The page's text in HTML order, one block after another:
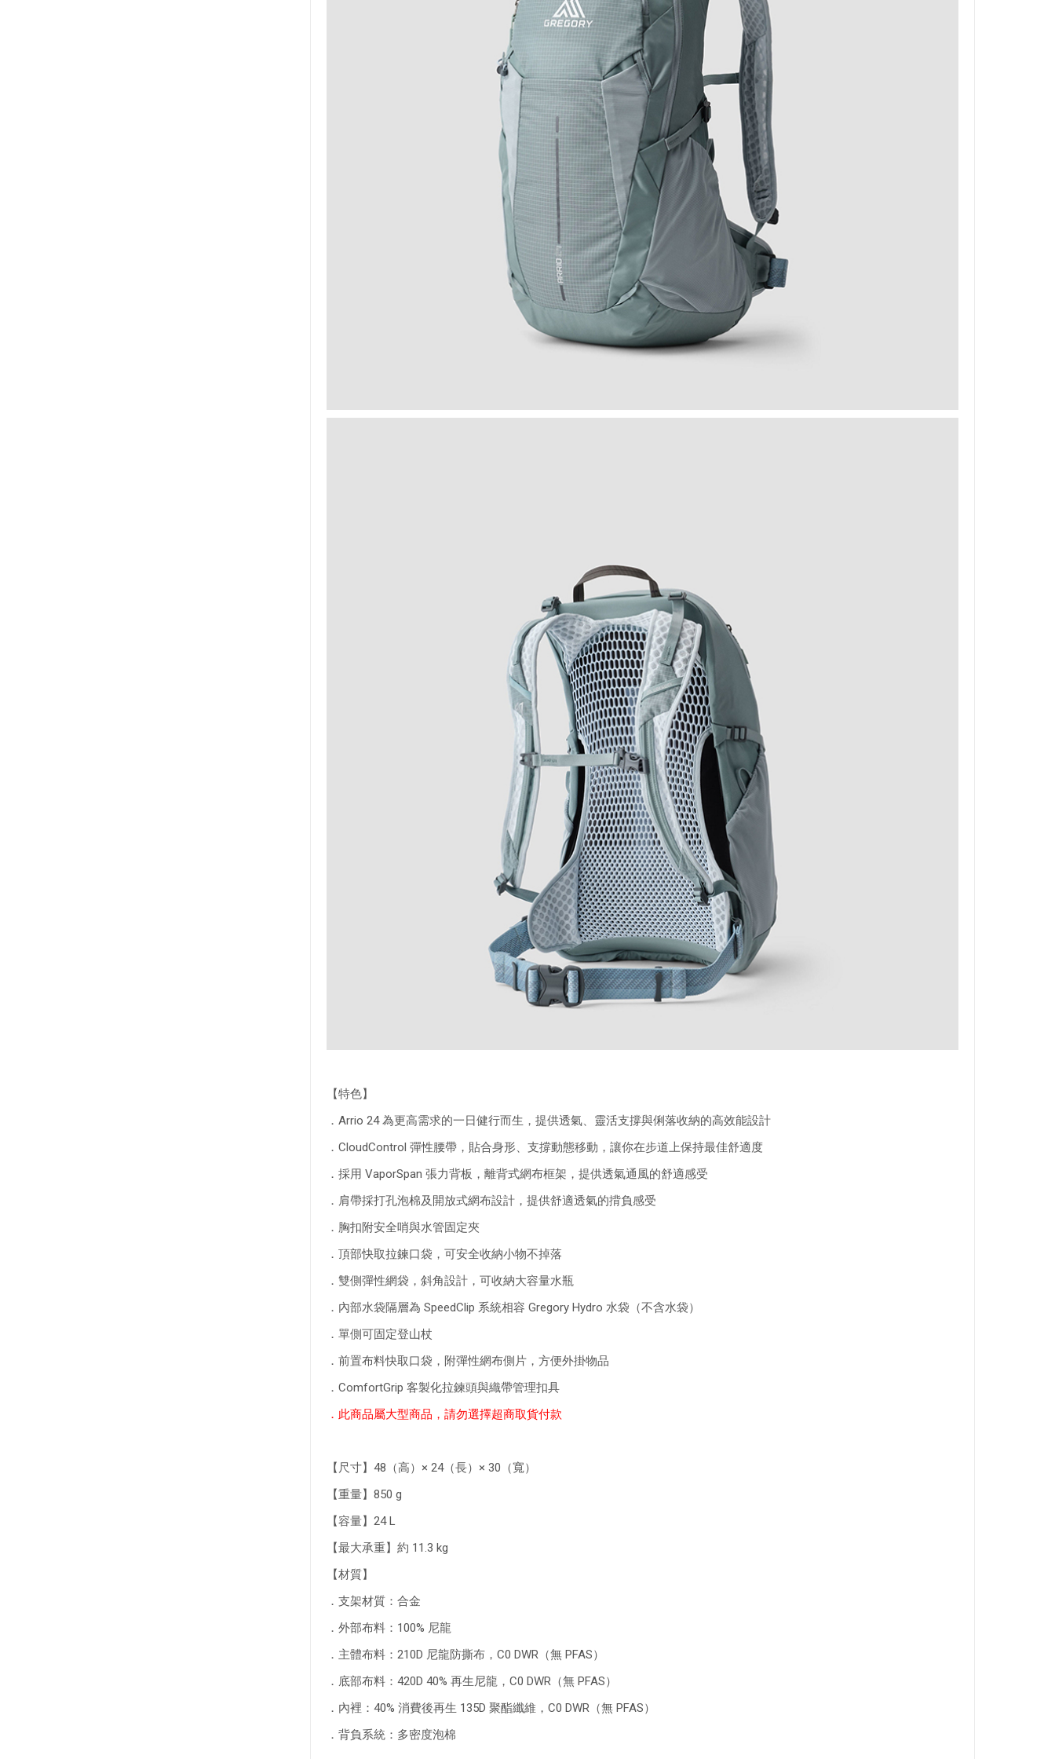
【特色】
．Arrio 24 為更高需求的一日健行而生，提供透氣、靈活支撐與俐落收納的高效能設計
．CloudControl 彈性腰帶，貼合身形、支撐動態移動，讓你在步道上保持最佳舒適度
．採用 VaporSpan 張力背板，離背式網布框架，提供透氣通風的舒適感受
．肩帶採打孔泡棉及開放式網布設計，提供舒適透氣的揹負感受
．胸扣附安全哨與水管固定夾
．頂部快取拉鍊口袋，可安全收納小物不掉落
．雙側彈性網袋，斜角設計，可收納大容量水瓶
．內部水袋隔層為 SpeedClip 系統相容 Gregory Hydro 水袋（不含水袋）
．單側可固定登山杖
．前置布料快取口袋，附彈性網布側片，方便外掛物品
．ComfortGrip 客製化拉鍊頭與織帶管理扣具
．此商品屬大型商品，請勿選擇超商取貨付款
【尺寸】48（高）× 24（長）× 30（寬）
【重量】850 g
【容量】24 L
【最大承重】約 11.3 kg
【材質】
．支架材質：合金
．外部布料：100% 尼龍
．主體布料：210D 尼龍防撕布，C0 DWR（無 PFAS）
．底部布料：420D 40% 再生尼龍，C0 DWR（無 PFAS）
．內裡：40% 消費後再生 135D 聚酯纖維，C0 DWR（無 PFAS）
．背負系統：多密度泡棉